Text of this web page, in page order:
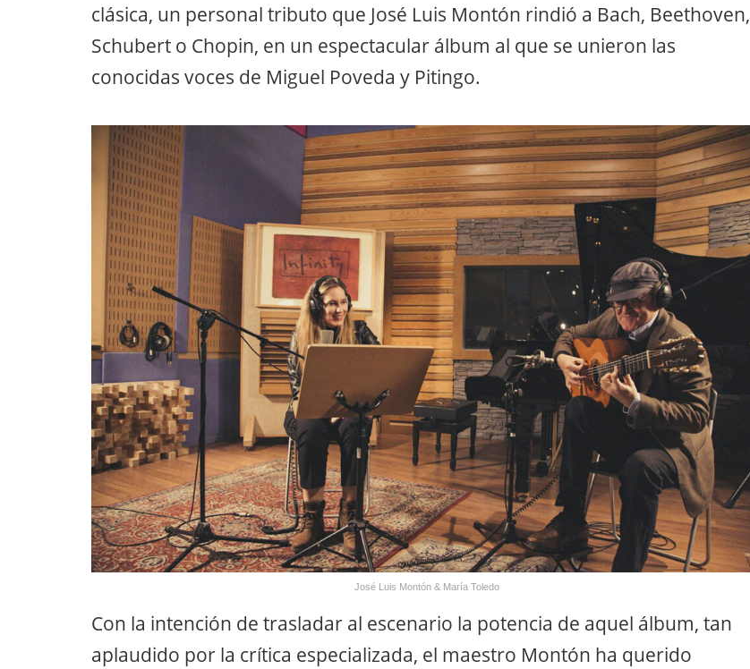
clásica, un personal tributo que José Luis Montón rindió a Bach, Beethoven,
Schubert o Chopin, en un espectacular álbum al que se unieron las
conocidas voces de Miguel Poveda y Pitingo.
José Luis Montón & María Toledo
Con la intención de trasladar al escenario la potencia de aquel álbum, tan
aplaudido por la crítica especializada, el maestro Montón ha querido